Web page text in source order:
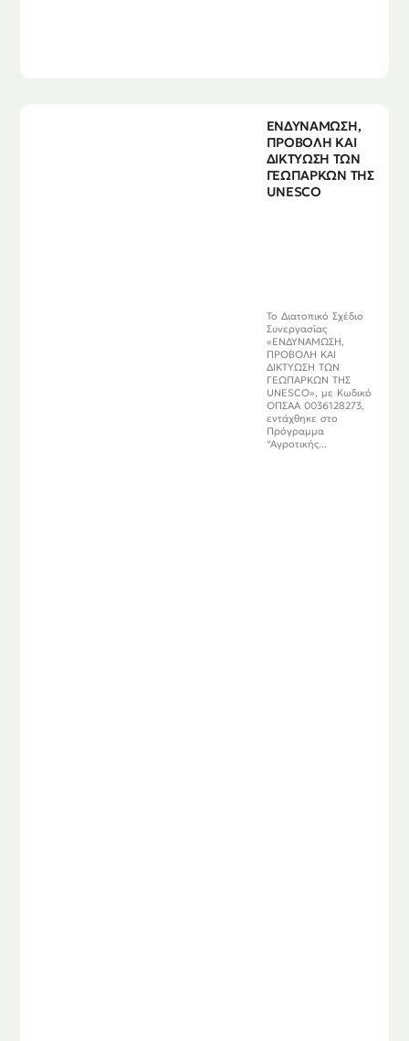
ΕΝΔΥΝΑΜΩΣΗ,
ΠΡΟΒΟΛΗ ΚΑΙ
ΔΙΚΤΥΩΣΗ ΤΩΝ
ΓΕΩΠΑΡΚΩΝ ΤΗΣ
UNESCO
Το Διατοπικό Σχέδιο
Συνεργασίας
«ΕΝΔΥΝΑΜΩΣΗ,
ΠΡΟΒΟΛΗ ΚΑΙ
ΔΙΚΤΥΩΣΗ ΤΩΝ
ΓΕΩΠΑΡΚΩΝ ΤΗΣ
UNESCO», με Κωδικό
ΟΠΣΑΑ 0036128273,
εντάχθηκε στο
Πρόγραμμα
“Αγροτικής...